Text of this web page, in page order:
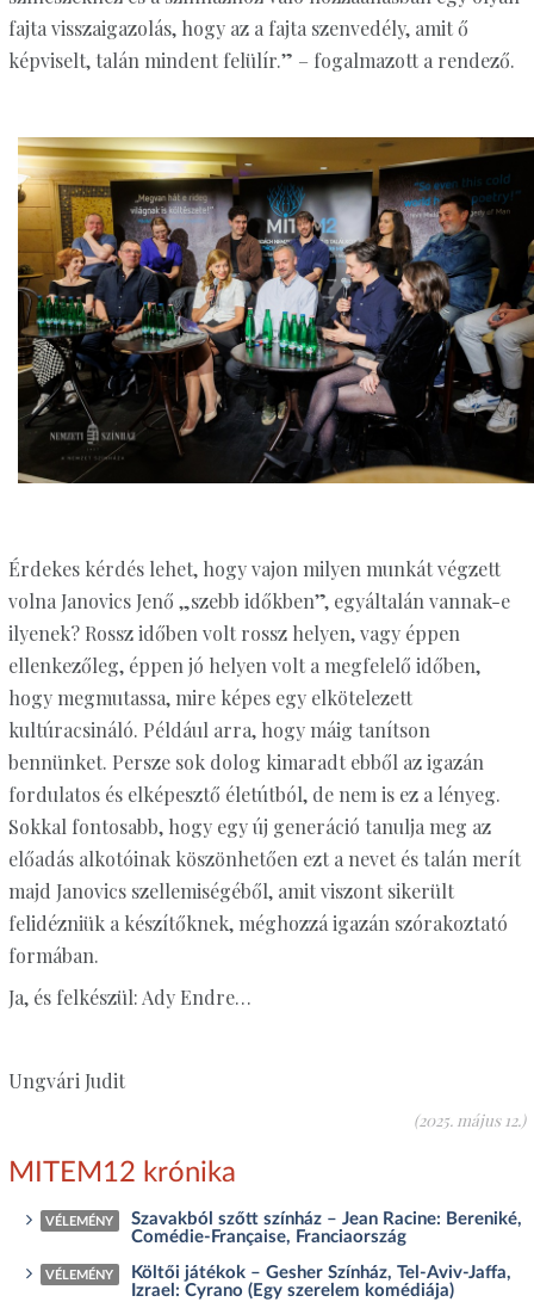
fajta visszaigazolás, hogy az a fajta szenvedély, amit ő
képviselt, talán mindent felülír.” – fogalmazott a rendező.
Érdekes kérdés lehet, hogy vajon milyen munkát végzett
volna Janovics Jenő „szebb időkben”, egyáltalán vannak-e
ilyenek? Rossz időben volt rossz helyen, vagy éppen
ellenkezőleg, éppen jó helyen volt a megfelelő időben,
hogy megmutassa, mire képes egy elkötelezett
kultúracsináló. Például arra, hogy máig tanítson
bennünket. Persze sok dolog kimaradt ebből az igazán
fordulatos és elképesztő életútból, de nem is ez a lényeg.
Sokkal fontosabb, hogy egy új generáció tanulja meg az
előadás alkotóinak köszönhetően ezt a nevet és talán merít
majd Janovics szellemiségéből, amit viszont sikerült
felidézniük a készítőknek, méghozzá igazán szórakoztató
formában.
Ja, és felkészül: Ady Endre…
Ungvári Judit
(2025. május 12.)
MITEM12 krónika
VÉLEMÉNY
Szavakból szőtt színház – Jean Racine: Bereniké,
Comédie-Française, Franciaország
VÉLEMÉNY
Költői játékok – Gesher Színház, Tel-Aviv-Jaffa,
Izrael: Cyrano (Egy szerelem komédiája)